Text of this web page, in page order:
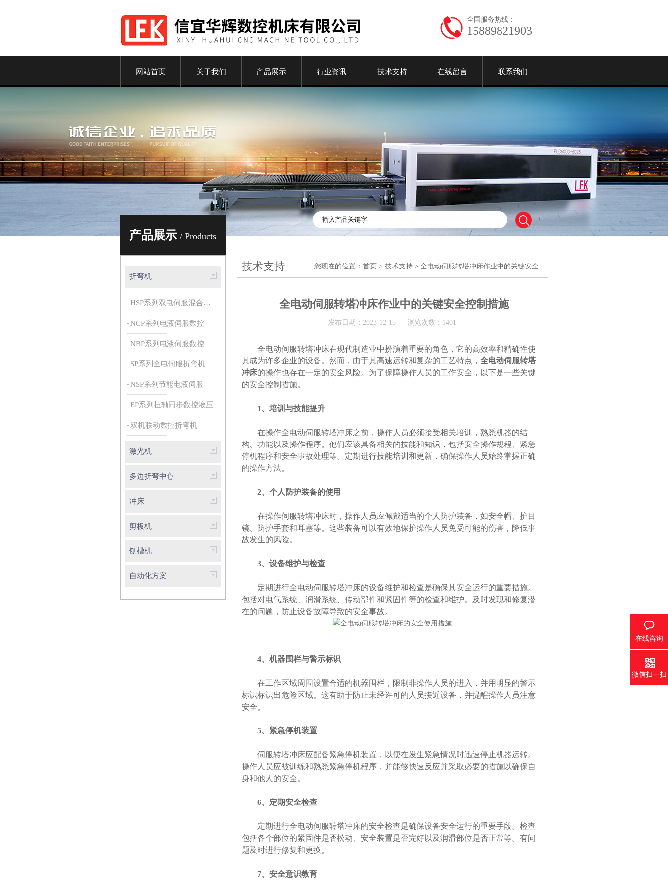
全国服务热线：
15889821903
网站首页 关于我们 产品展示 行业资讯 技术支持 在线留言 联系我们
产品展示/ Products
折弯机
HSP系列双电伺服混合动力
NCP系列电液伺服数控
NBP系列电液伺服数控
SP系列全电伺服折弯机
NSP系列节能电液伺服
EP系列扭轴同步数控液压
双机联动数控折弯机
激光机
多边折弯中心
冲床
剪板机
刨槽机
自动化方案
技术支持 您现在的位置：首页 >技术支持 > 全电动伺服转塔冲床作业中的关键安全控制措施
全电动伺服转塔冲床作业中的关键安全控制措施
发布日期：2023-12-15 浏览次数：1401
全电动伺服转塔冲床在现代制造业中扮演着重要的角色，它的高效率和精确性使
其成为许多企业的设备。然而，由于其高速运转和复杂的工艺特点， 全电动伺服转塔
冲床的操作也存在一定的安全风险。为了保障操作人员的工作安全，以下是一些关键
的安全控制措施。
1、培训与技能提升
在操作全电动伺服转塔冲床之前，操作人员必须接受相关培训，熟悉机器的结
构、功能以及操作程序。他们应该具备相关的技能和知识，包括安全操作规程、紧急
停机程序和安全事故处理等。定期进行技能培训和更新，确保操作人员始终掌握正确
的操作方法。
2、个人防护装备的使用
在操作伺服转塔冲床时，操作人员应佩戴适当的个人防护装备，如安全帽、护目
镜、防护手套和耳塞等。这些装备可以有效地保护操作人员免受可能的伤害，降低事
故发生的风险。
3、设备维护与检查
定期进行全电动伺服转塔冲床的设备维护和检查是确保其安全运行的重要措施。
包括对电气系统、润滑系统、传动部件和紧固件等的检查和维护。及时发现和修复潜
在的问题，防止设备故障导致的安全事故。
4、机器围栏与警示标识
在工作区域周围设置合适的机器围栏，限制非操作人员的进入，并用明显的警示
标识标识出危险区域。这有助于防止未经许可的人员接近设备，并提醒操作人员注意
安全。
5、紧急停机装置
伺服转塔冲床应配备紧急停机装置，以便在发生紧急情况时迅速停止机器运转。
操作人员应被训练和熟悉紧急停机程序，并能够快速反应并采取必要的措施以确保自
身和他人的安全。
6、定期安全检查
定期进行全电动伺服转塔冲床的安全检查是确保设备安全运行的重要手段。检查
包括各个部位的紧固件是否松动、安全装置是否完好以及润滑部位是否正常等。有问
题及时进行修复和更换。
7、安全意识教育
在线咨询
微信扫一扫